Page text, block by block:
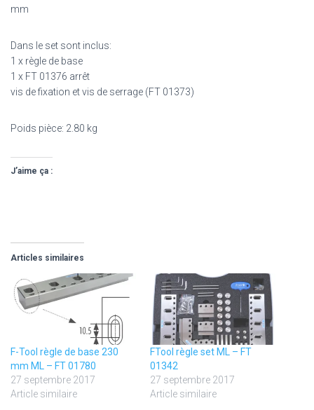
mm
Dans le set sont inclus:
1 x règle de base
1 x FT 01376 arrêt
vis de fixation et vis de serrage (FT 01373)
Poids pièce: 2.80 kg
J’aime ça :
Articles similaires
F-Tool règle de base 230
mm ML – FT 01780
27 septembre 2017
Article similaire
FTool règle set ML – FT
01342
27 septembre 2017
Article similaire